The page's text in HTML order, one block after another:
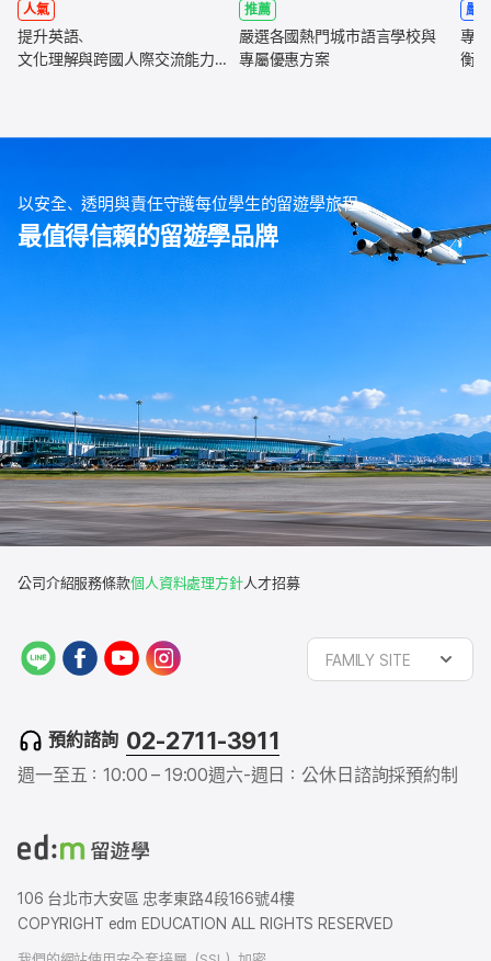
人氣
提升英語、
文化理解與跨國人際交流能力，
推薦
嚴選各國熱門城市語言學校與
專屬優惠方案
嚴選
專
衡
以安全、透明與責任守護每位學生的留遊學旅程
最值得信賴的留遊學品牌
公司介紹服務條款個人資料處理方針人才招募
L
f
a
b
o
y
o
u
e
a
r
FAMILY SITE
預約諮詢 02-2711-3911
週一至五：10:00 – 19:00週六-週日：公休日 諮詢採預約制
106 台北市大安區 忠孝東路4段166號4樓
COPYRIGHT edm EDUCATION ALL RIGHTS RESERVED